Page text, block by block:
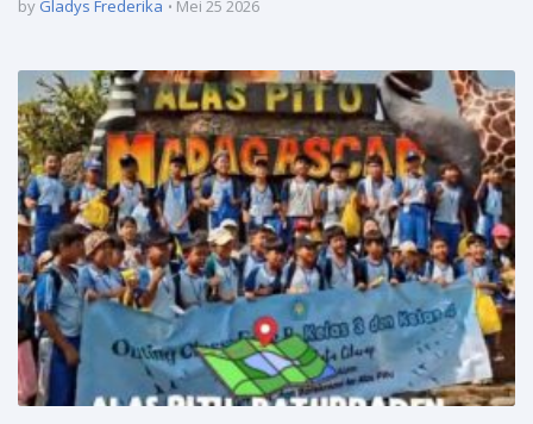
by Gladys Frederika Mei 25 2026